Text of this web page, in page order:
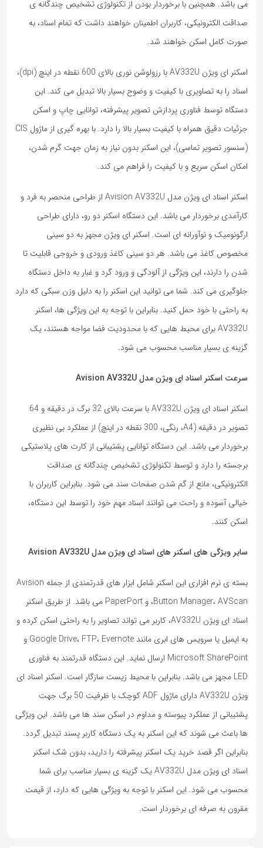
می باشد. همچنین با برخوردار بودن از تکنولوژی تشخیص چندگانه ی
صداقت الکترونیکی، کاربران اطمینان خواهند داشت که تمام اسناد، به
صورت کامل اسکن خواهند شد.
اسکنر ای ویژن AV332U با رزولوشن نوری بالای 600 نقطه در اینچ (dpi)،
اسناد را به تصاویری با کیفیت و وضوح بسیار بالا تبدیل می‌ کند. این
دستگاه توسط فناوری پردازش تصویر پیشرفته، توانایی چاپ و اسکن
جزئیات دقیق همراه با کیفیت بسیار بالا را دارد. با بهره‌ گیری از ماژول CIS
(سنسور تصویر تماسی)، این اسکنر بدون نیاز به زمان جهت گرم شدن،
امکان اسکن سریع و با کیفیت را فراهم می‌ کند.
اسکنر اسناد ای ویژن مدل Avision AV332U از طراحی منحصر به فرد و
کارآمدی برخوردار می باشد. این دستگاه اسکنر دو رو، دارای طراحی
ارگونومیک و نوآورانه ‌ای است. اسکنر ای ویژن مجهز به دو سینی
مخصوص کاغذ می باشد. هر دو سینی کاغذ ورودی و خروجی قابلیت تا
شدن را دارند، این ویژگی از آلودگی و ورود گرد و غبار به داخل دستگاه
جلوگیری می کند. شما می توانید این اسکنر را به دلیل وزن سبکی که دارد
به راحتی با خود حمل کنید. بنابراین با توجه به این ویژگی ها، اسکنر
AV332U برای محیط هایی که با محدودیت فضا مواجه هستند، یک
گزینه ی بسیار مناسب محسوب می شود.
سرعت اسکنر اسناد ای ویژن مدل
اسکنر اسناد ای ویژن AV332U با سرعت بالای 32 برگ در دقیقه و 64
تصویر در دقیقه (A4، رنگی، 300 نقطه در اینچ) از عملکرد بی‌ نظیری
برخوردار می باشد. این دستگاه توانایی پشتیبانی از کارت ‌های پلاستیکی
برجسته را دارد و توسط تکنولوژی تشخیص چندگانه ی صداقت
الکترونیکی، مانع از گم ‌شدن صفحات سند می شود. بنابراین کاربران با
خیالی آسوده و راحت می توانند اسناد مهم خود را توسط این دستگاه،
اسکن کنند.
سایر ویژگی های اسکنر های اسناد ای ویژن مدل
بسته ی نرم ‌افزاری این اسکنر شامل ابزار های قدرتمندی از جمله Avision
Button Manager، AVScan، و PaperPort می باشد. از طریق اسکنر
اسناد ای ویژن AV332U، کاربر می ‌تواند تصاویر را به راحتی اسکن کرده و
به ایمیل یا سرویس‌ های ابری مانند Google Drive، FTP، Evernote و
Microsoft SharePoint ارسال نماید. این دستگاه قدرتمند به فناوری
LED مجهز می باشد. بنابراین با محیط زیست سازگار است. اسکنر اسناد ای
ویژن AV332U دارای ماژول ADF کوچک با ظرفیت 50 برگ جهت
پشتیبانی از عملکرد پیوسته و مداوم در اسکن سند ‌ها می ‌باشد. این ویژگی
ها باعث می شوند که این اسکنر به یک دستگاه کاربر پسند تبدیل گردد.
بنابراین اگر قصد خرید یک اسکنر پیشرفته را دارید، بدون شک اسکنر
اسناد ای ویژن مدل AV332U یک گزینه ی بسیار مناسب برای شما
محسوب می شود. این اسکنر با توجه به ویژگی هایی که دارد، از قیمت
مقرون به صرفه ای برخوردار است.